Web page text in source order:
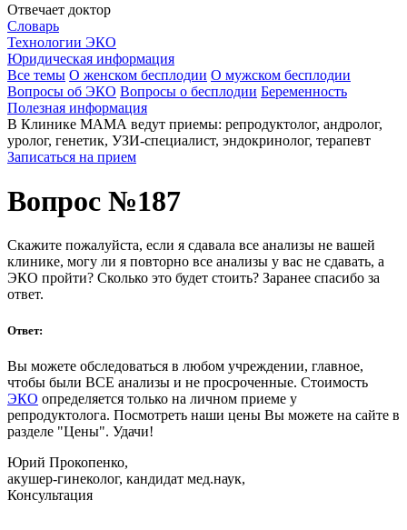
Отвечает доктор
Словарь
Технологии ЭКО
Юридическая информация
Все темы О женском бесплодии О мужском бесплодии
Вопросы об ЭКО Вопросы о бесплодии Беременность
Полезная информация
В Клинике МАМА ведут приемы: репродуктолог, андролог,
уролог, генетик, УЗИ-специалист, эндокринолог, терапевт
Записаться на прием
Вопрос №187
Скажите пожалуйста, если я сдавала все анализы не вашей
клинике, могу ли я повторно все анализы у вас не сдавать, а
ЭКО пройти? Сколько это будет стоить? Заранее спасибо за
ответ.
Ответ:
Вы можете обследоваться в любом учреждении, главное,
чтобы были ВСЕ анализы и не просроченные. Стоимость
ЭКО определяется только на личном приеме у
репродуктолога. Посмотреть наши цены Вы можете на сайте в
разделе "Цены". Удачи!
Юрий Прокопенко,
акушер-гинеколог, кандидат мед.наук,
Консультация